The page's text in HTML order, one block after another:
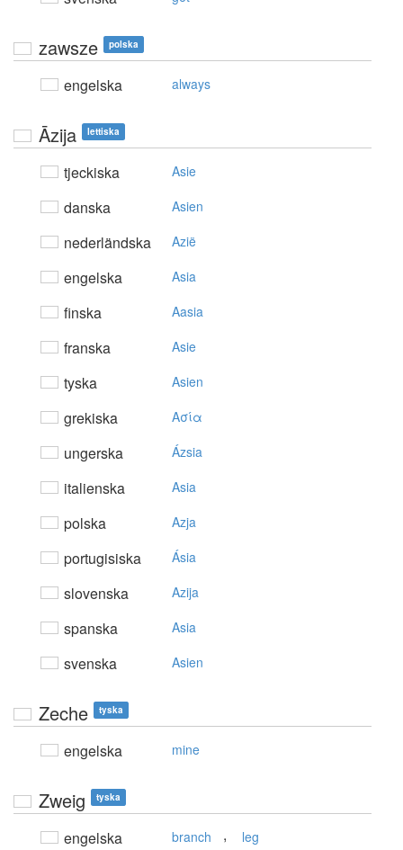
zawsze polska
engelska always
Āzija lettiska
tjeckiska Asie
danska Asien
nederländska Azië
engelska Asia
finska Aasia
franska Asie
tyska Asien
grekiska Aσία
ungerska Ázsia
italienska Asia
polska Azja
portugisiska Ásia
slovenska Azija
spanska Asia
svenska Asien
Zeche tyska
engelska mine
Zweig tyska
engelska branch , leg